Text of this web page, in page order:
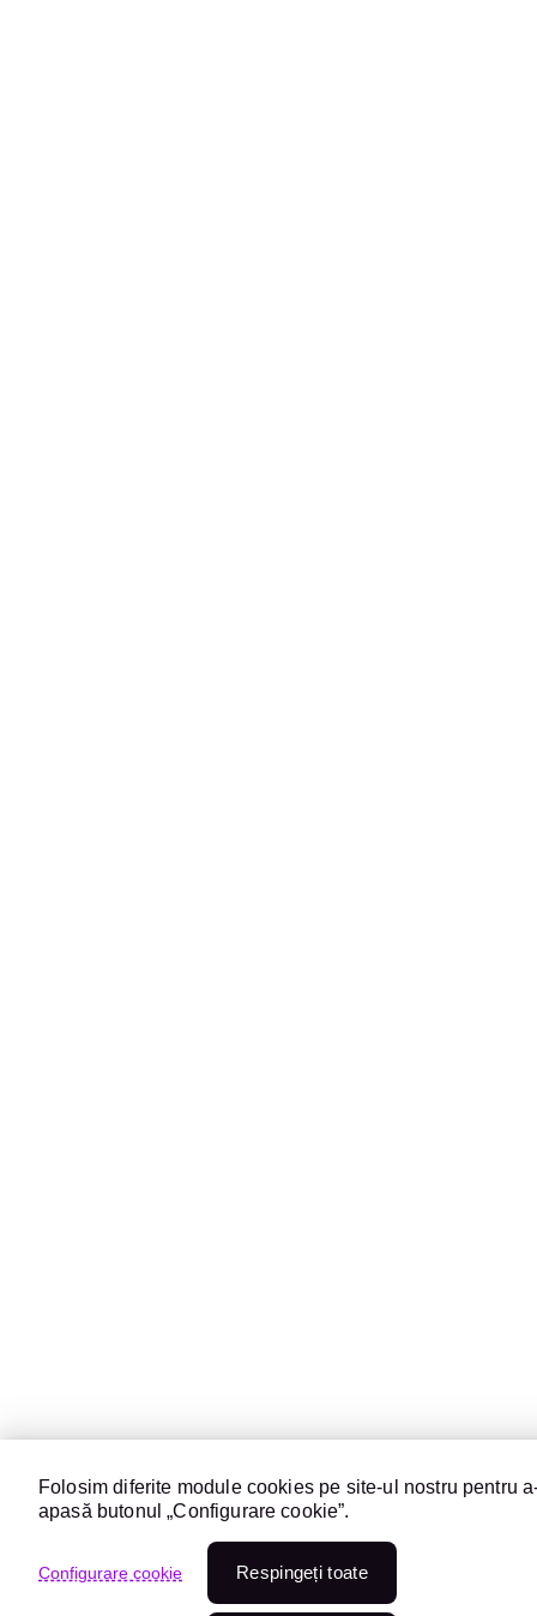
Folosim diferite module cookies pe site-ul nostru pentru
apasă butonul „Configurare cookie”.
Configurare cookie Respingeți toate